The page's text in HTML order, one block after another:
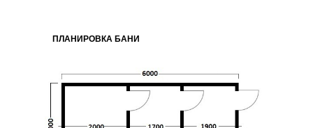
ПЛАНИРОВКА БАНИ